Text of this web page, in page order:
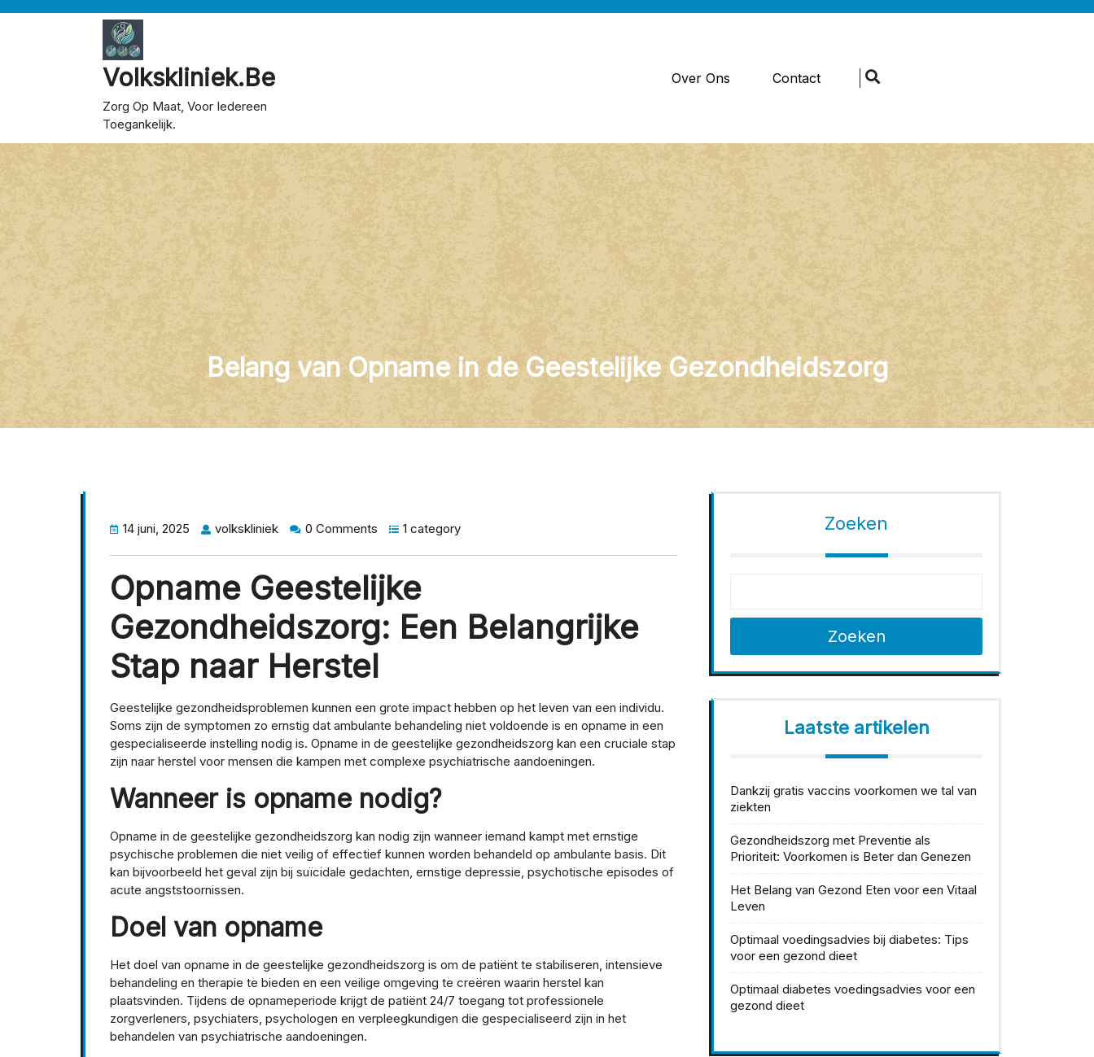
Volkskliniek.be
Zorg Op Maat, Voor Iedereen
Toegankelijk.
Over Ons Contact
Belang van Opname in de Geestelijke Gezondheidszorg
14 juni, 2025 volkskliniek 0 Comments 1 category
Opname Geestelijke
Gezondheidszorg: Een Belangrijke
Stap naar Herstel
Geestelijke gezondheidsproblemen kunnen een grote impact hebben op het leven van een individu.
Soms zijn de symptomen zo ernstig dat ambulante behandeling niet voldoende is en opname in een
gespecialiseerde instelling nodig is. Opname in de geestelijke gezondheidszorg kan een cruciale stap
zijn naar herstel voor mensen die kampen met complexe psychiatrische aandoeningen.
Wanneer is opname nodig?
Opname in de geestelijke gezondheidszorg kan nodig zijn wanneer iemand kampt met ernstige
psychische problemen die niet veilig of effectief kunnen worden behandeld op ambulante basis. Dit
kan bijvoorbeeld het geval zijn bij suïcidale gedachten, ernstige depressie, psychotische episodes of
acute angststoornissen.
Doel van opname
Het doel van opname in de geestelijke gezondheidszorg is om de patiënt te stabiliseren, intensieve
behandeling en therapie te bieden en een veilige omgeving te creëren waarin herstel kan
plaatsvinden. Tijdens de opnameperiode krijgt de patiënt 24/7 toegang tot professionele
zorgverleners, psychiaters, psychologen en verpleegkundigen die gespecialiseerd zijn in het
behandelen van psychiatrische aandoeningen.
Zoeken
Zoeken
Laatste artikelen
Dankzij gratis vaccins voorkomen we tal van
ziekten
Gezondheidszorg met Preventie als
Prioriteit: Voorkomen is Beter dan Genezen
Het Belang van Gezond Eten voor een Vitaal
Leven
Optimaal voedingsadvies bij diabetes: Tips
voor een gezond dieet
Optimaal diabetes voedingsadvies voor een
gezond dieet